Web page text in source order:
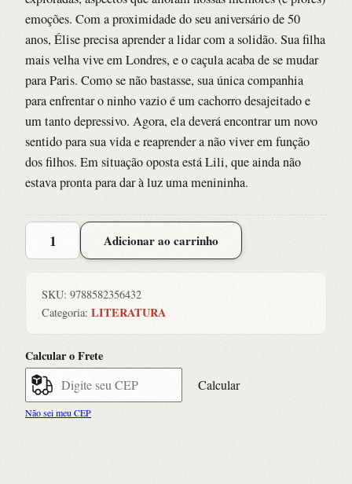
emoções. Com a proximidade do seu aniversário de 50
anos, Élise precisa aprender a lidar com a solidão. Sua filha
mais velha vive em Londres, e o caçula acaba de se mudar
para Paris. Como se não bastasse, sua única companhia
para enfrentar o ninho vazio é um cachorro desajeitado e
um tanto depressivo. Agora, ela deverá encontrar um novo
sentido para sua vida e reaprender a não viver em função
dos filhos. Em situação oposta está Lili, que ainda não
estava pronta para dar à luz uma menininha.
Pequenas
Alegrias,
Adicionar ao carrinho
SKU: 9788582356432
Categoria: LITERATURA
Calcular o Frete
Calcular
Não sei meu CEP